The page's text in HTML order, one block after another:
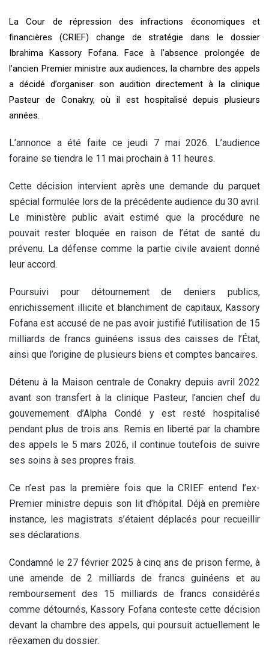
La Cour de répression des infractions économiques et
financières (CRIEF) change de stratégie dans le dossier
Ibrahima Kassory Fofana. Face à l’absence prolongée de
l’ancien Premier ministre aux audiences, la chambre des appels
a décidé d’organiser son audition directement à la clinique
Pasteur de Conakry, où il est hospitalisé depuis plusieurs
années.
L’annonce a été faite ce jeudi 7 mai 2026. L’audience
foraine se tiendra le 11 mai prochain à 11 heures.
Cette décision intervient après une demande du parquet
spécial formulée lors de la précédente audience du 30 avril.
Le ministère public avait estimé que la procédure ne
pouvait rester bloquée en raison de l’état de santé du
prévenu. La défense comme la partie civile avaient donné
leur accord.
Poursuivi pour détournement de deniers publics,
enrichissement illicite et blanchiment de capitaux, Kassory
Fofana est accusé de ne pas avoir justifié l’utilisation de 15
milliards de francs guinéens issus des caisses de l’État,
ainsi que l’origine de plusieurs biens et comptes bancaires.
Détenu à la Maison centrale de Conakry depuis avril 2022
avant son transfert à la clinique Pasteur, l’ancien chef du
gouvernement d’Alpha Condé y est resté hospitalisé
pendant plus de trois ans. Remis en liberté par la chambre
des appels le 5 mars 2026, il continue toutefois de suivre
ses soins à ses propres frais.
Ce n’est pas la première fois que la CRIEF entend l’ex-
Premier ministre depuis son lit d’hôpital. Déjà en première
instance, les magistrats s’étaient déplacés pour recueillir
ses déclarations.
Condamné le 27 février 2025 à cinq ans de prison ferme, à
une amende de 2 milliards de francs guinéens et au
remboursement des 15 milliards de francs considérés
comme détournés, Kassory Fofana conteste cette décision
devant la chambre des appels, qui poursuit actuellement le
réexamen du dossier.